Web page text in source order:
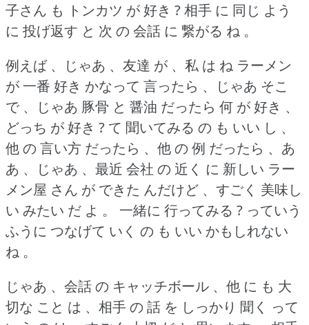
子さん も トンカツ が 好き ?相手 に 同じ よう
に 投げ返す と 次 の 会話 に 繋がる ね 。
例えば 、じゃあ 、友達 が 、私 は ね ラーメン
が 一番 好き かなって 言ったら 、じゃあ そこ
で 、じゃあ 豚骨 と 醤油 だったら 何 が 好き 、
どっち が 好き ? て 聞いてみる の も いい し 、
他 の 言い方 だったら 、他 の 例 だったら 、あ
あ 、じゃあ 、最近 会社 の 近く に 新しい ラー
メン屋 さん が できた んだけど 、すごく 美味し
い みたい だ よ 。
一緒に 行ってみる ? っていう
ふうに つなげて いく の も いい かもしれない
ね 。
じゃあ 、会話 の キャッチボール 、他 に も 大
切な こと は 、相手 の 話 を しっかり 聞く って